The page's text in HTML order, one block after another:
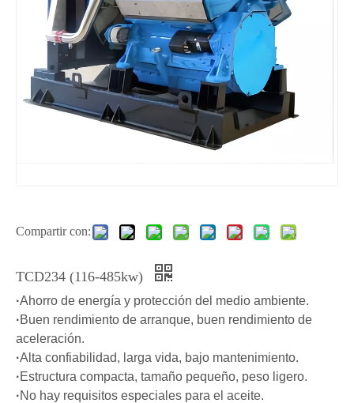
Compartir con:
TCD234 (116-485kw)
·Ahorro de energía y protección del medio ambiente.
·Buen rendimiento de arranque, buen rendimiento de
aceleración.
·Alta confiabilidad, larga vida, bajo mantenimiento.
·Estructura compacta, tamaño pequeño, peso ligero.
·No hay requisitos especiales para el aceite.